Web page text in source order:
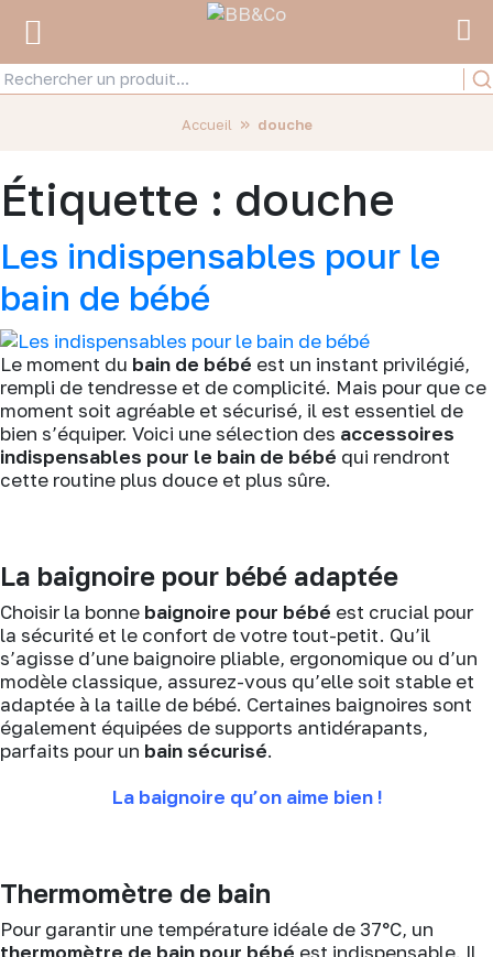
Accueil » douche
Étiquette : douche
Les indispensables pour le
bain de bébé
Le moment du bain de bébé est un instant privilégié,
rempli de tendresse et de complicité. Mais pour que ce
moment soit agréable et sécurisé, il est essentiel de
bien s’équiper. Voici une sélection des accessoires
indispensables pour le bain de bébé qui rendront
cette routine plus douce et plus sûre.
La baignoire pour bébé adaptée
Choisir la bonne baignoire pour bébé est crucial pour
la sécurité et le confort de votre tout-petit. Qu’il
s’agisse d’une baignoire pliable, ergonomique ou d’un
modèle classique, assurez-vous qu’elle soit stable et
adaptée à la taille de bébé. Certaines baignoires sont
également équipées de supports antidérapants,
parfaits pour un bain sécurisé.
La baignoire qu’on aime bien !
Thermomètre de bain
Pour garantir une température idéale de 37°C, un
thermomètre de bain pour bébé est indispensable. Il